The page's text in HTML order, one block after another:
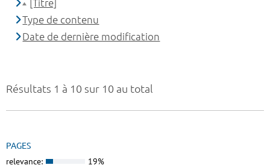
Résultats 1 à 10 sur 10 au total
PAGES
relevance: 19%
[Titre]
Type de contenu
Date de dernière modification